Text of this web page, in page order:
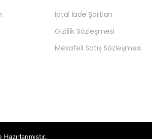
İptal İade Şartları
Gizlilik Sözleşmesi
Mesafeli Satış Sözleşmesi
Hazırlanmıştır.